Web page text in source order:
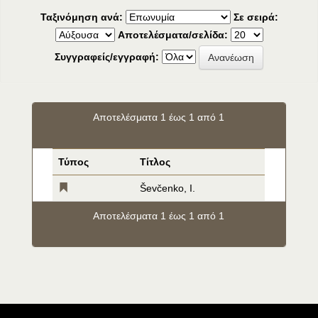
Ταξινόμηση ανά:
Σε σειρά:
Αποτελέσματα/σελίδα:
Συγγραφείς/εγγραφή:
Αποτελέσματα 1 έως 1 από 1
Τύπος Τίτλος
Ševčenko, I.
Αποτελέσματα 1 έως 1 από 1